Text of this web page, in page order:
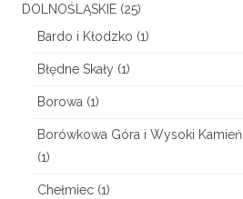
DOLNOŚLĄSKIE(25)
Bardo i Kłodzko (1)
Błędne Skały(1)
Borowa (1)
Borówkowa Góra i Wysoki Kamień
(1)
Chełmiec(1)